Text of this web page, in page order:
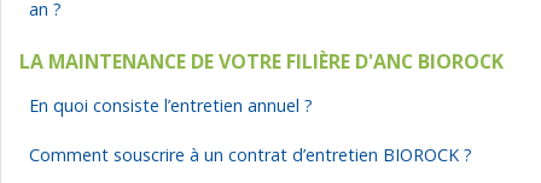
an ?
LA MAINTENANCE DE VOTRE FILIÈRE D'ANC BIOROCK
En quoi consiste l’entretien annuel ?
Comment souscrire à un contrat d’entretien BIOROCK ?